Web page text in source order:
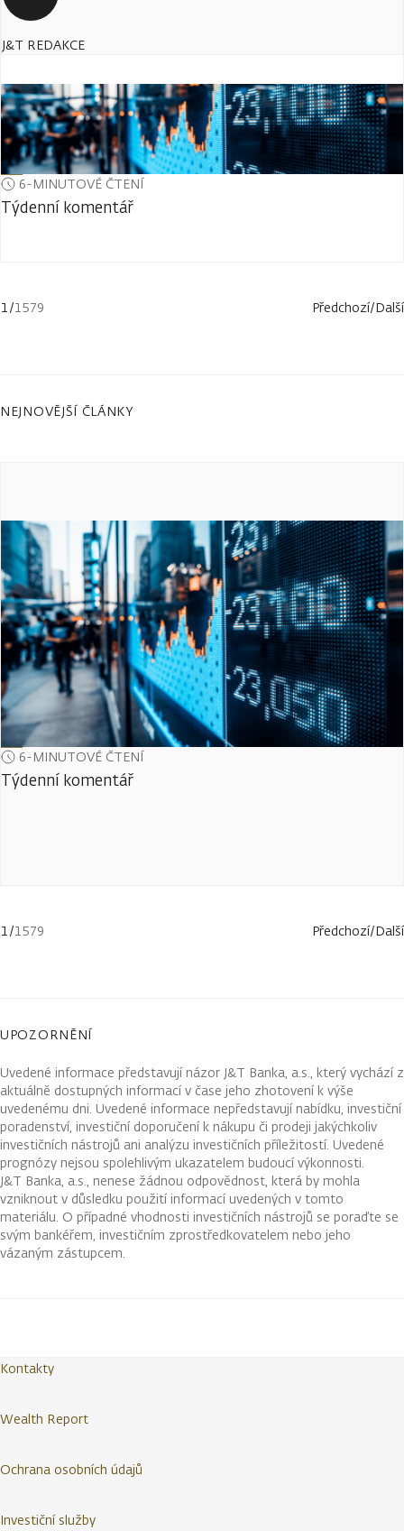
J&T REDAKCE
6-MINUTOVÉ ČTENÍ
Týdenní komentář
1/1579 Předchozí/Další
NEJNOVĚJŠÍ ČLÁNKY
6-MINUTOVÉ ČTENÍ
Týdenní komentář
1/1579 Předchozí/Další
UPOZORNĚNÍ
Uvedené informace představují názor J&T Banka, a.s., který vychází z
aktuálně dostupných informací v čase jeho zhotovení k výše
uvedenému dni. Uvedené informace nepředstavují nabídku, investiční
poradenství, investiční doporučení k nákupu či prodeji jakýchkoliv
investičních nástrojů ani analýzu investičních příležitostí. Uvedené
prognózy nejsou spolehlivým ukazatelem budoucí výkonnosti.
J&T Banka, a.s., nenese žádnou odpovědnost, která by mohla
vzniknout v důsledku použití informací uvedených v tomto
materiálu. O případné vhodnosti investičních nástrojů se poraďte se
svým bankéřem, investičním zprostředkovatelem nebo jeho
vázaným zástupcem.
Kontakty
Wealth Report
Ochrana osobních údajů
Investiční služby